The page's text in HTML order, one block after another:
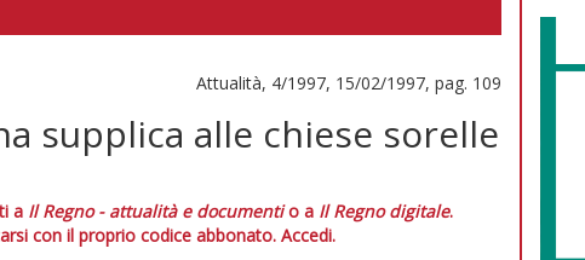
Attualità, 4/1997, 15/02/1997, pag. 109
supplica alle chiese sorelle
a Il Regno - attualità e documentio a Il Regno digitale.
con il proprio codice abbonato. Accedi.